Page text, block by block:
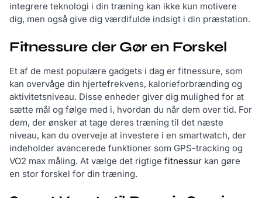
integrere teknologi i din træning kan ikke kun motivere
dig, men også give dig værdifulde indsigt i din præstation.
Fitnessure der Gør en Forskel
Et af de mest populære gadgets i dag er fitnessure, som
kan overvåge din hjertefrekvens, kalorieforbrænding og
aktivitetsniveau. Disse enheder giver dig mulighed for at
sætte mål og følge med i, hvordan du når dem over tid. For
dem, der ønsker at tage deres træning til det næste
niveau, kan du overveje at investere i en smartwatch, der
indeholder avancerede funktioner som GPS-tracking og
VO2 max måling. At vælge det rigtige fitnessur kan gøre
en stor forskel for din træning.